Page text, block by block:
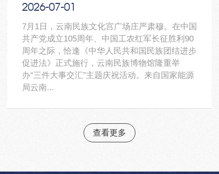
2026-07-01
7月1日，云南民族文化宫广场庄严肃穆。在中国
共产党成立105周年、中国工农红军长征胜利90
周年之际，恰逢《中华人民共和国民族团结进步
促进法》正式施行，云南民族博物馆隆重举
办“三件大事交汇”主题庆祝活动。来自国家能源
局云南...
查看更多